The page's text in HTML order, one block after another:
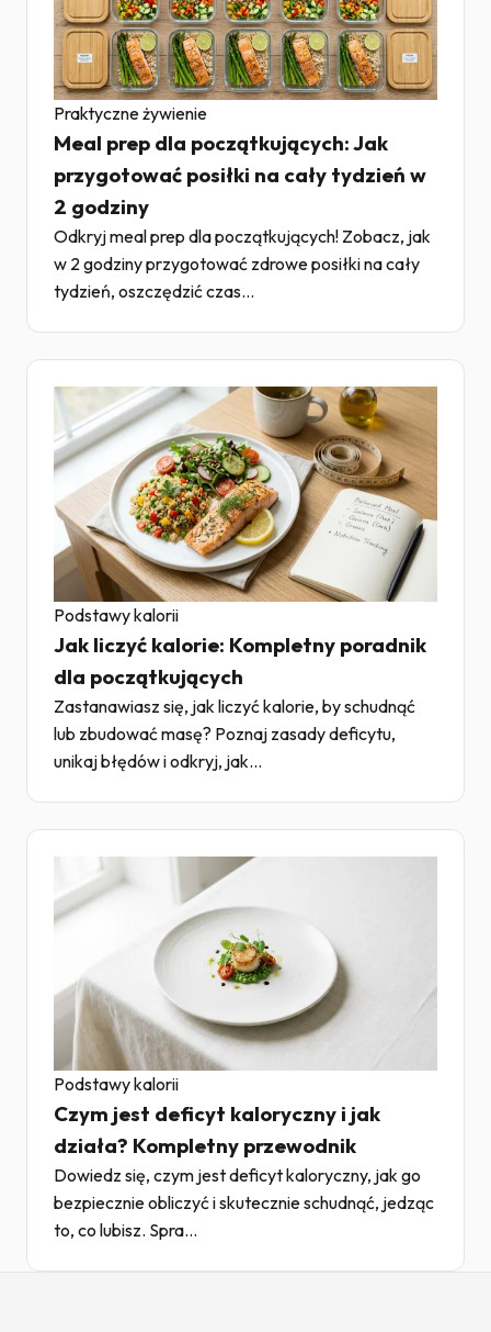
Praktyczne żywienie
Meal prep dla początkujących: Jak
przygotować posiłki na cały tydzień w
2 godziny
Odkryj meal prep dla początkujących! Zobacz, jak
w 2 godziny przygotować zdrowe posiłki na cały
tydzień, oszczędzić czas...
Podstawy kalorii
Jak liczyć kalorie: Kompletny poradnik
dla początkujących
Zastanawiasz się, jak liczyć kalorie, by schudnąć
lub zbudować masę? Poznaj zasady deficytu,
unikaj błędów i odkryj, jak...
Podstawy kalorii
Czym jest deficyt kaloryczny i jak
działa? Kompletny przewodnik
Dowiedz się, czym jest deficyt kaloryczny, jak go
bezpiecznie obliczyć i skutecznie schudnąć, jedząc
to, co lubisz. Spra...